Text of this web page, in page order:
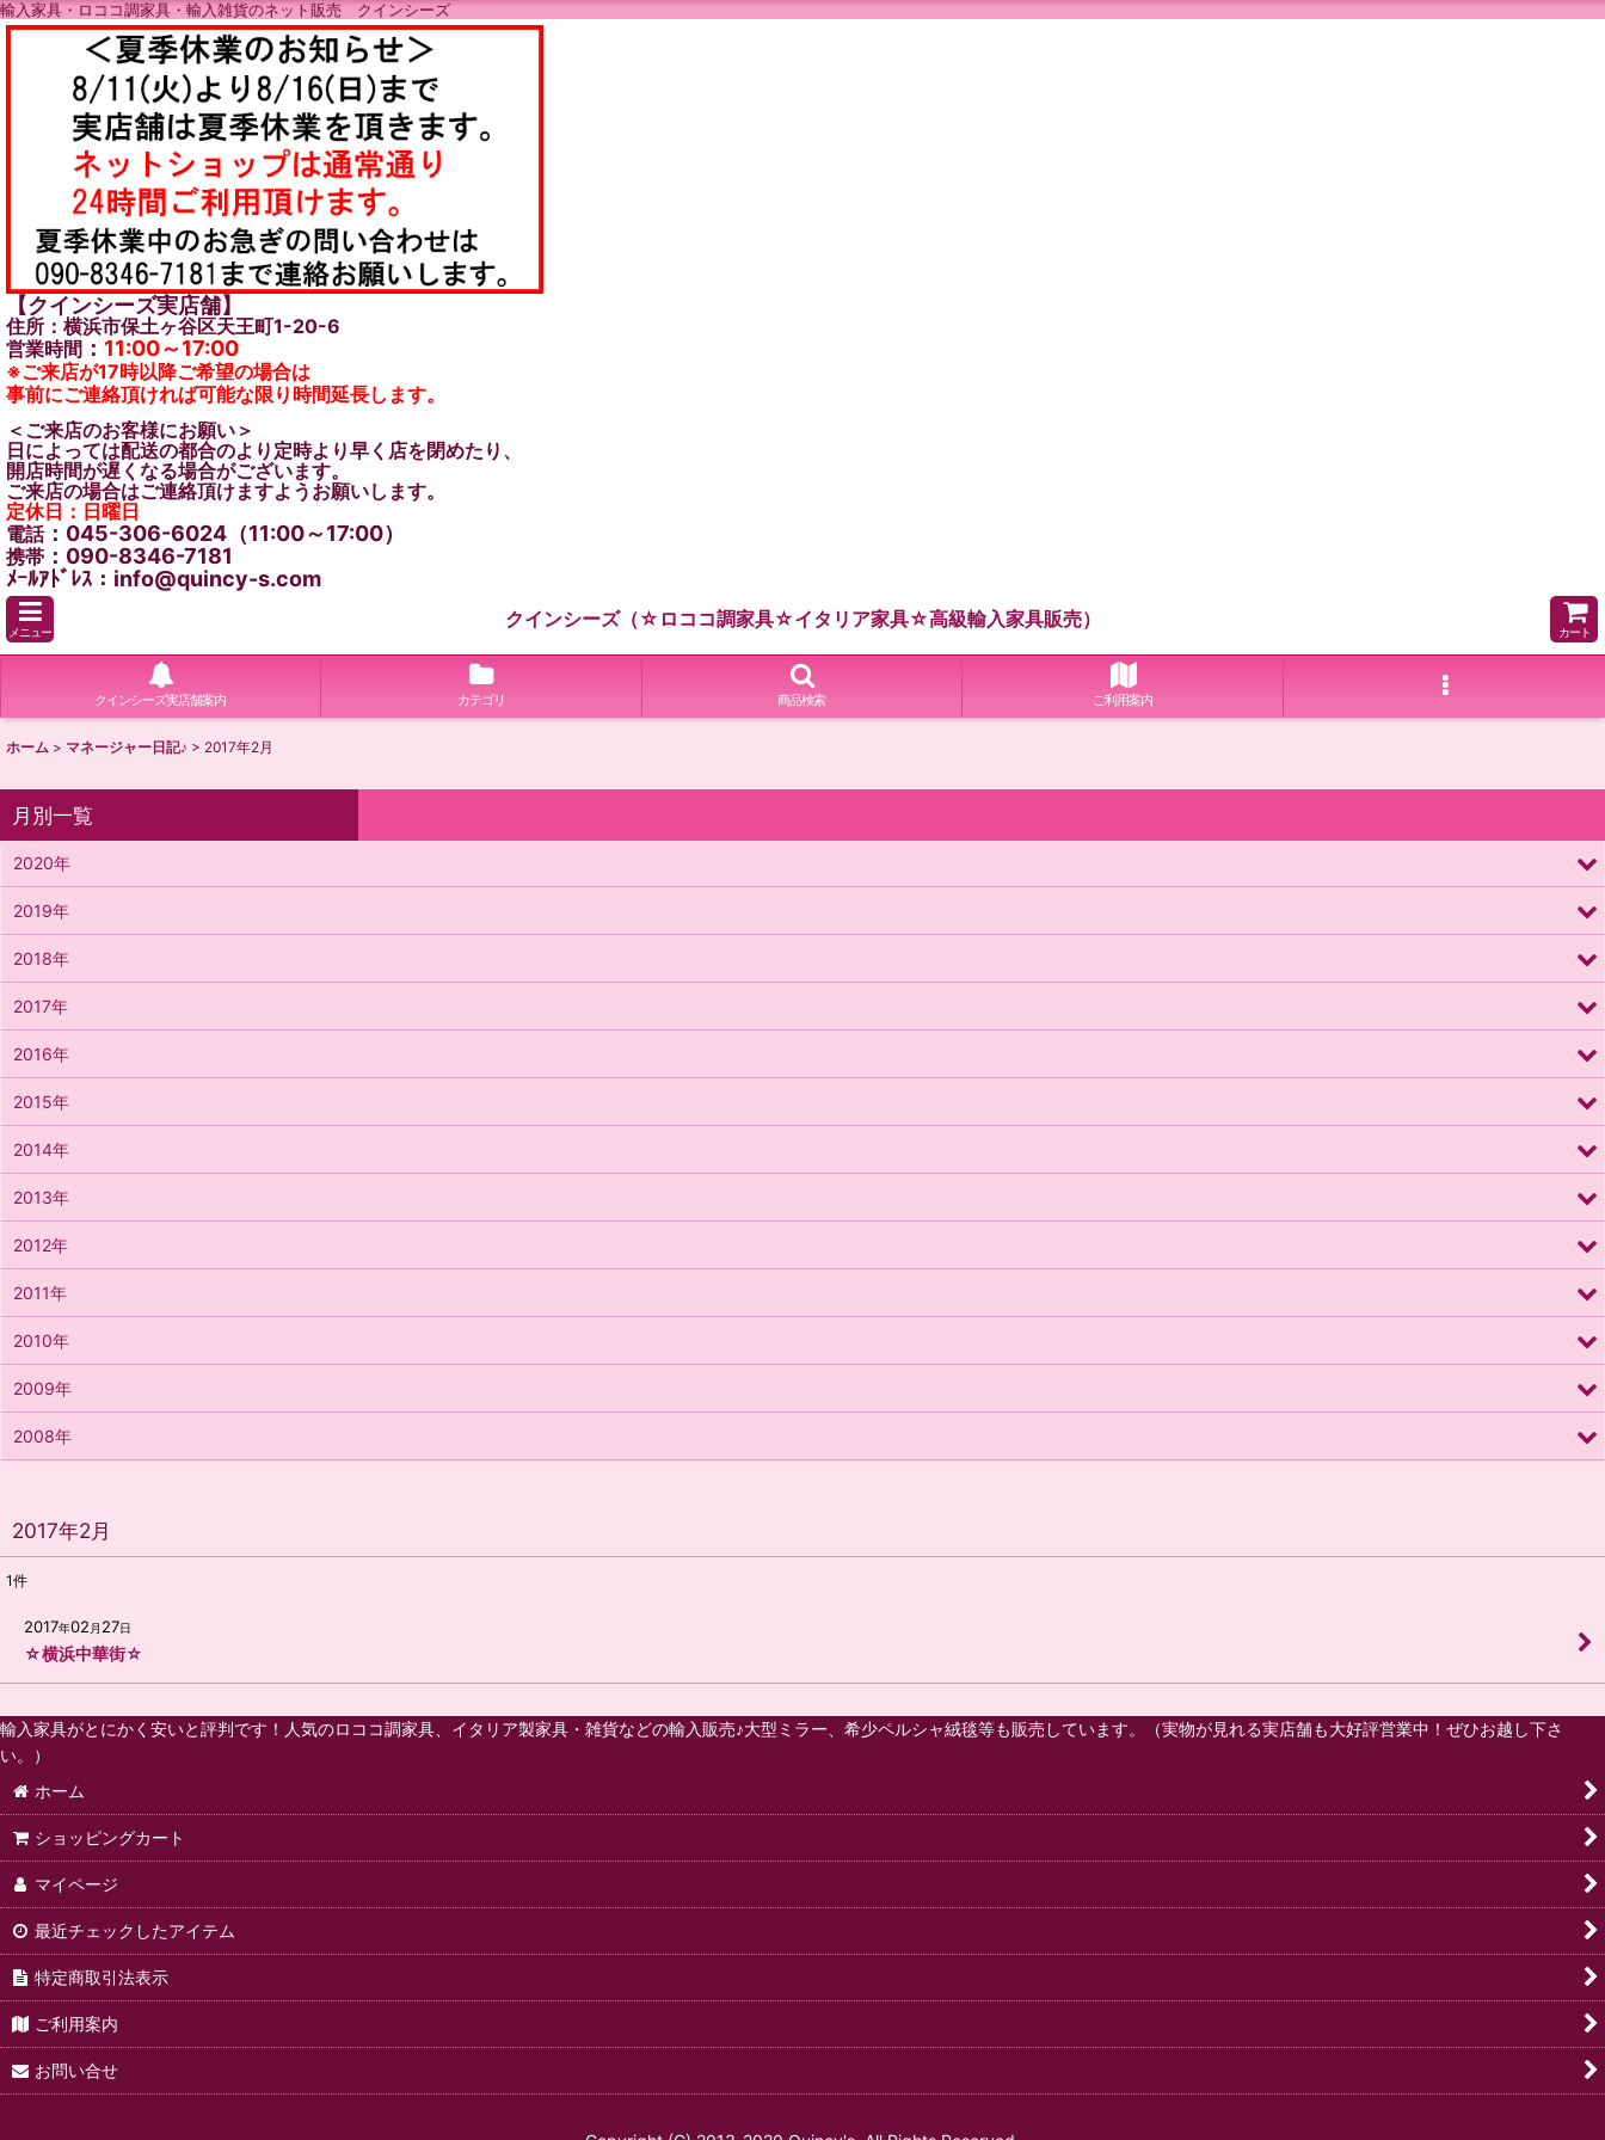
輸入家具・ロココ調家具・輸入雑貨のネット販売 クインシーズ
【クインシーズ実店舗】
住所：横浜市保土ヶ谷区天王町1-20-6
営業時間 ： 11:00～17:00
※ご来店が17時以降ご希望の場合は
事前にご連絡頂ければ可能な限り時間延長します。
＜ご来店のお客様にお願い＞
日によっては配送の都合のより定時より早く店を閉めたり、
開店時間が遅くなる場合がございます。
ご来店の場合はご連絡頂けますようお願いします。
定休日：日曜日
電話：045-306-6024（11:00～17:00）
携帯 ：090-8346-7181
ﾒｰﾙｱﾄﾞﾚｽ：info@quincy-s.com
メニュー
クインシーズ（☆ロココ調家具☆イタリア家具☆高級輸入家具販売）
カート
クインシーズ実店舗案内 カテゴリ 商品検索 ご利用案内
ホーム > マネージャー日記♪ > 2017年2月
2017年2月
1件
2017年02 月 27日
☆横浜中華街☆
月別一覧
2020年
2019年
2018年
2017年
2016年
2015年
2014年
2013年
2012年
2011年
2010年
2009年
2008年
輸入家具がとにかく安いと評判です！人気のロココ調家具、イタリア製家具・雑貨などの輸入販売♪大型ミラー、希少ペルシャ絨毯等も販売しています。（実物が見れる実店舗も大好評営業中！ぜひお越し下さ
い。）
ホーム
ショッピングカート
マイページ
最近チェックしたアイテム
特定商取引法表示
ご利用案内
お問い合せ